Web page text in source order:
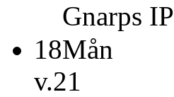
Gnarps IP
18Mån
v.21